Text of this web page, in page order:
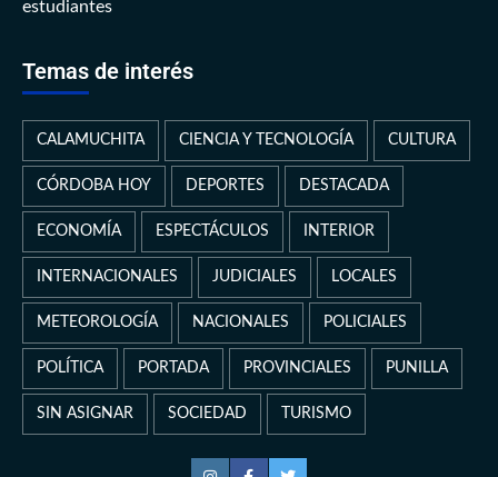
estudiantes
Temas de interés
CALAMUCHITA CIENCIA Y TECNOLOGÍA CULTURA
CÓRDOBA HOY DEPORTES DESTACADA
ECONOMÍA ESPECTÁCULOS INTERIOR
INTERNACIONALES JUDICIALES LOCALES
METEOROLOGÍA NACIONALES POLICIALES
POLÍTICA PORTADA PROVINCIALES PUNILLA
SIN ASIGNAR SOCIEDAD TURISMO